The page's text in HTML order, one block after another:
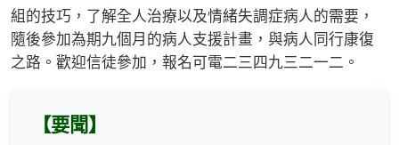
組的技巧，了解全人治療以及情緒失調症病人的需要，
隨後參加為期九個月的病人支援計畫，與病人同行康復
之路。歡迎信徒參加，報名可電二三四九三二一二。
【要聞】